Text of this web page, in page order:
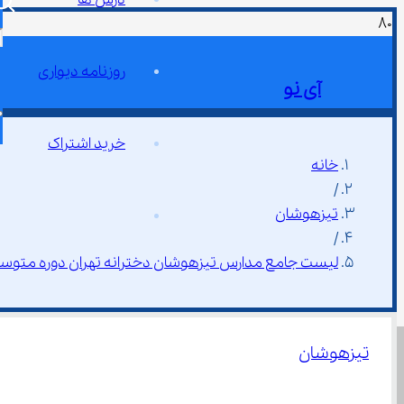
آی نو
روزنامه دیواری
خرید اشتراک
خانه
/
تیزهوشان
/
لیست جامع مدارس تیزهوشان دخترانه تهران دوره
تیزهوشان